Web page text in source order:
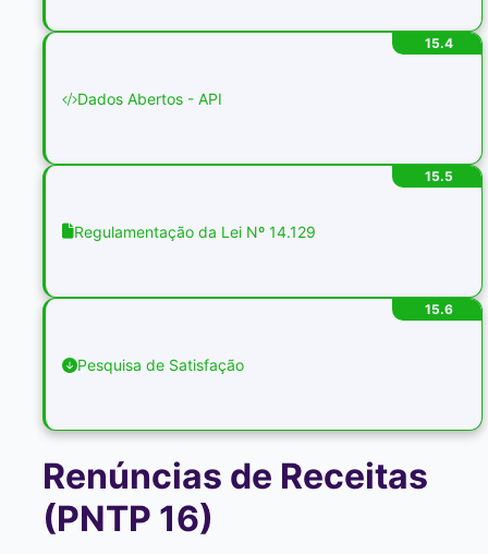
15.4
Dados Abertos - API
15.5
Regulamentação da Lei Nº 14.129
15.6
Pesquisa de Satisfação
Renúncias de Receitas
(PNTP 16)